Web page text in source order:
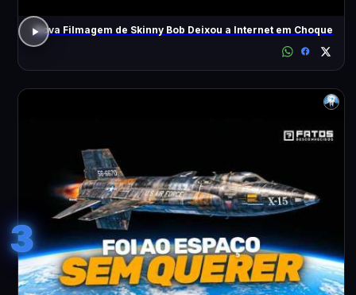
Nova Filmagem de Skinny Bob Deixou a Internet em Choque
3